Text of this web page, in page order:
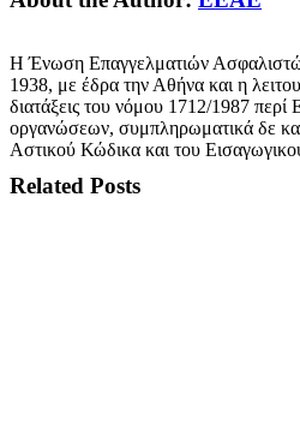
Η Ένωση Επαγγελματιών
1938, με έδρα την Αθήνα και η
διατάξεις του νόμου 1712/1987 περί
οργανώσεων, συμπληρωματικά δε και
Αστικού Κώδικα και του
Related Posts